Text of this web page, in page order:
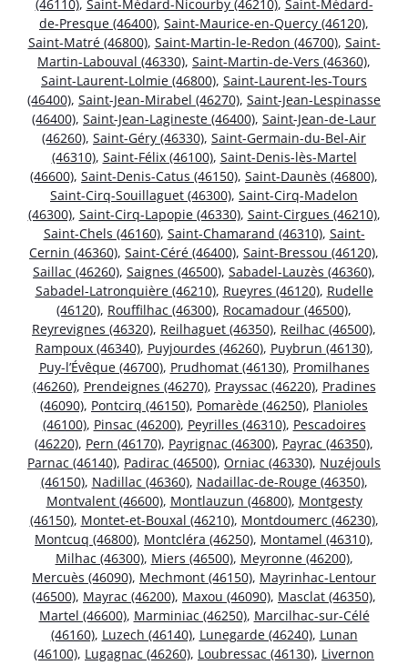
(46110), Saint-Médard-Nicourby (46210), Saint-Médard-
de-Presque (46400), Saint-Maurice-en-Quercy (46120),
Saint-Matré (46800), Saint-Martin-le-Redon (46700), Saint-
Martin-Labouval (46330), Saint-Martin-de-Vers (46360),
Saint-Laurent-Lolmie (46800), Saint-Laurent-les-Tours
(46400), Saint-Jean-Mirabel (46270), Saint-Jean-Lespinasse
(46400), Saint-Jean-Lagineste (46400), Saint-Jean-de-Laur
(46260), Saint-Géry (46330), Saint-Germain-du-Bel-Air
(46310), Saint-Félix (46100), Saint-Denis-lès-Martel
(46600), Saint-Denis-Catus (46150), Saint-Daunès (46800),
Saint-Cirq-Souillaguet (46300), Saint-Cirq-Madelon
(46300), Saint-Cirq-Lapopie (46330), Saint-Cirgues (46210),
Saint-Chels (46160), Saint-Chamarand (46310), Saint-
Cernin (46360), Saint-Céré (46400), Saint-Bressou (46120),
Saillac (46260), Saignes (46500), Sabadel-Lauzès (46360),
Sabadel-Latronquière (46210), Rueyres (46120), Rudelle
(46120), Rouffilhac (46300), Rocamadour (46500),
Reyrevignes (46320), Reilhaguet (46350), Reilhac (46500),
Rampoux (46340), Puyjourdes (46260), Puybrun (46130),
Puy-l’Évêque (46700), Prudhomat (46130), Promilhanes
(46260), Prendeignes (46270), Prayssac (46220), Pradines
(46090), Pontcirq (46150), Pomarède (46250), Planioles
(46100), Pinsac (46200), Peyrilles (46310), Pescadoires
(46220), Pern (46170), Payrignac (46300), Payrac (46350),
Parnac (46140), Padirac (46500), Orniac (46330), Nuzéjouls
(46150), Nadillac (46360), Nadaillac-de-Rouge (46350),
Montvalent (46600), Montlauzun (46800), Montgesty
(46150), Montet-et-Bouxal (46210), Montdoumerc (46230),
Montcuq (46800), Montcléra (46250), Montamel (46310),
Milhac (46300), Miers (46500), Meyronne (46200),
Mercuès (46090), Mechmont (46150), Mayrinhac-Lentour
(46500), Mayrac (46200), Maxou (46090), Masclat (46350),
Martel (46600), Marminiac (46250), Marcilhac-sur-Célé
(46160), Luzech (46140), Lunegarde (46240), Lunan
(46100), Lugagnac (46260), Loubressac (46130), Livernon